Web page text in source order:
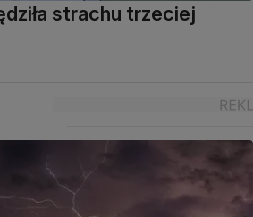
strachu trzeciej